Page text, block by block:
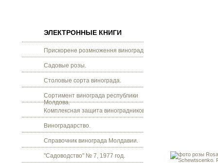
ЭЛЕКТРОННЫЕ КНИГИ
Прискорене розмноження винограду.
Садовые розы.
Столовые сорта винограда.
Сортимент винограда республики
Молдова.
Комплексная защита виноградников.
Виноградарство.
Справочник винограда Молдавии.
"Садоводство" № 7, 1977 год.